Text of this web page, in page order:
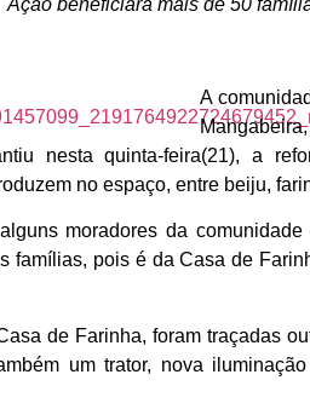
Ação beneficiará mais de 50
A
nesta quinta-feira(21), a
no espaço, entre beiju,
moradores da
famílias, pois é da Casa de
de Farinha, foram traçadas
um trator, nova